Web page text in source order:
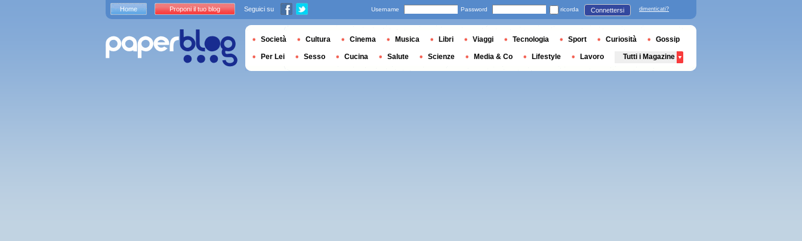
Home Proponi il tuo blog Seguici su Username Password ricorda Connettersi dimenticati?
Società Cultura Cinema Musica Libri Viaggi Tecnologia Sport Curiosità Gossip
Per Lei Sesso Cucina Salute Scienze Media & Co Lifestyle Lavoro Tutti i Magazine